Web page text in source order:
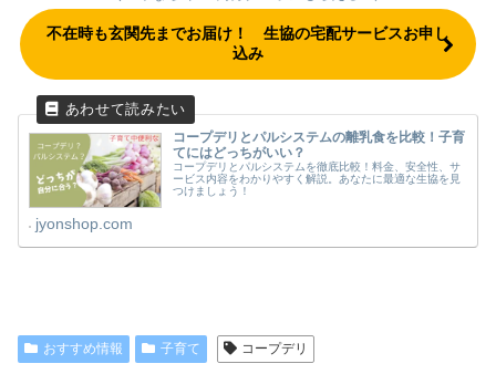
不在時も玄関先までお届け！ 生協の宅配サービスお申し
込み
コープデリとパルシステムの離乳食を比較！子育
てにはどっちがいい？
コープデリとパルシステムを徹底比較！料金、安全性、サ
ービス内容をわかりやすく解説。あなたに最適な生協を見
つけましょう！
jyonshop.com
おすすめ情報 子育て コープデリ